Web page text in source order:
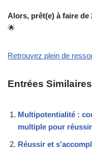
Alors, prêt(e) à faire de
🌟
Retrouvez plein de
Entrées
Multipotentialité :
multiple pour réussir
Réussir et